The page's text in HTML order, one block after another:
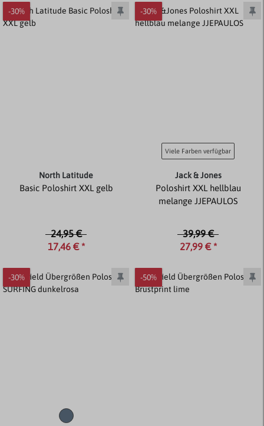
-30%
North Latitude
Basic Poloshirt XXL gelb
24,95 €
17,46 € *
Viele Farben verfügbar
-30%
Jack & Jones
Poloshirt XXL hellblau
melange JJEPAULOS
39,99 €
27,99 € *
-30% -50%